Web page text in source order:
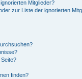
Mitglieder?
zur Liste der ignorierten
finden?